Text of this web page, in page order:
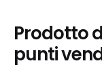
Prodotto
punti